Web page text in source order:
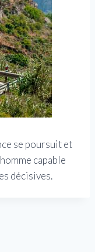
se poursuit et
capable
décisives.